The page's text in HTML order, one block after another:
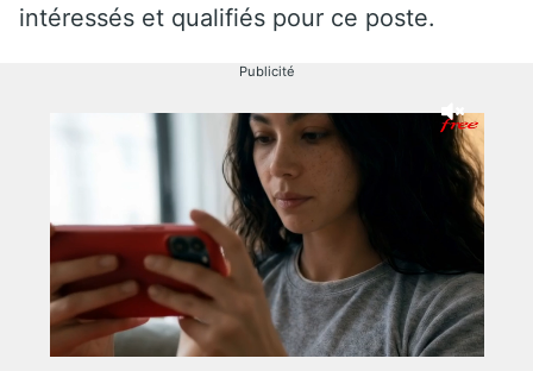
intéressés et qualifiés pour ce poste.
Publicité